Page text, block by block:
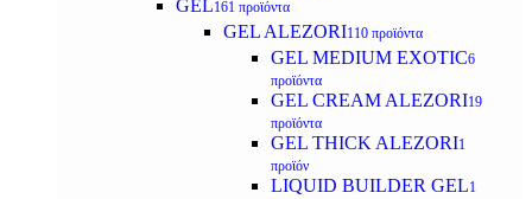
GEL161 προϊόντα
GEL ALEZORI110 προϊόντα
GEL MEDIUM EXOTIC6
προϊόντα
GEL CREAM ALEZORI19
προϊόντα
GEL THICK ALEZORI1
προϊόν
LIQUID BUILDER GEL1